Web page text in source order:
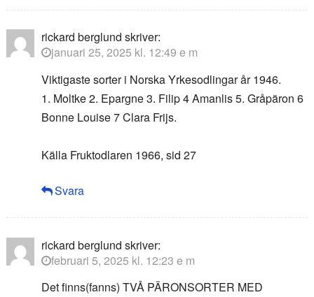
rickard berglund skriver:
januari 25, 2025 kl. 12:49 e m
Viktigaste sorter i Norska Yrkesodlingar år 1946.
1. Moltke 2. Epargne 3. Filip 4 Amanlis 5. Gråpäron 6
Bonne Louise 7 Clara Frijs.
Källa Fruktodlaren 1966, sid 27
Svara
rickard berglund skriver:
februari 5, 2025 kl. 12:23 e m
Det finns(fanns) TVÅ PÄRONSORTER MED